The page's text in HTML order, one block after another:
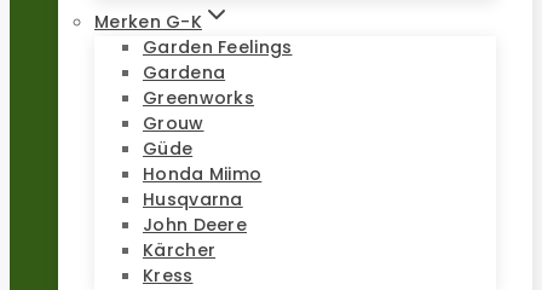
Merken G-K
Garden Feelings
Gardena
Greenworks
Grouw
Güde
Honda Miimo
Husqvarna
John Deere
Kärcher
Kress